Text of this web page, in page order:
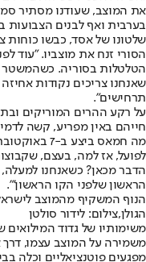
את המוצב, שעודנו מסתיר
בערבית ואף לבנים
שלטונו של אסד, כבשו כוחות
הסורי זנח את מוצביו. "עוד
שאנחנו צריכים נקודות
תרחישים".
על רקע ההרים המוריקים
חייהם באין מפריע, קשה
מה חמאס
לפועל, אז למה, בעצם,
הדבר מכאן? כשאנחנו
הראשון שלפני הקו הראשון'".
הנוף המשקיף מהמוצב
הגולן,צילום: לידור סולטן
משימותיו של גדוד
משמירה על המוצב עצמו, דרך
מפגעים פוטנציאליים וכלה